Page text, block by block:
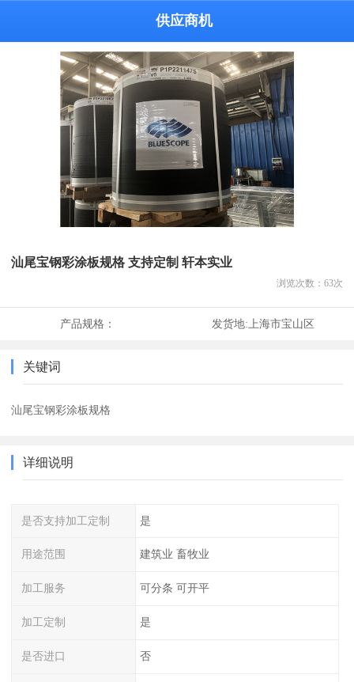
供应商机
汕尾宝钢彩涂板规格 支持定制 轩本实业
浏览次数： 63次
产品规格： 发货地:上海市宝山区
关键词
汕尾宝钢彩涂板规格
详细说明
是否支持加工定制 是
用途范围 建筑业 畜牧业
加工服务 可分条 可开平
加工定制 是
是否进口 否